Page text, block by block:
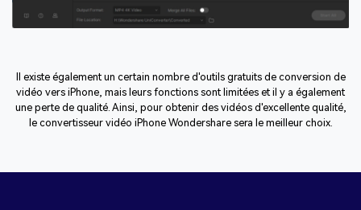
Il existe également un certain nombre d'outils gratuits de conversion de
vidéo vers iPhone, mais leurs fonctions sont limitées et il y a également
une perte de qualité. Ainsi, pour obtenir des vidéos d'excellente qualité,
le convertisseur vidéo iPhone Wondershare sera le meilleur choix.